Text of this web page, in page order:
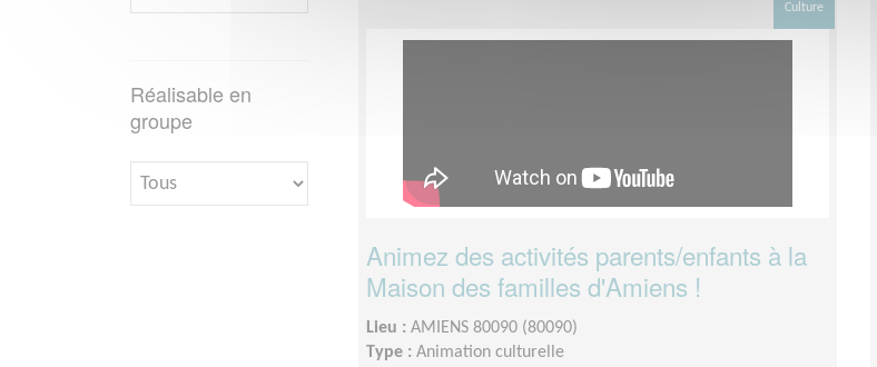
Réalisable en
groupe
Culture
Animez des activités parents/enfants à la
Maison des familles d'Amiens !
Lieu : AMIENS 80090 (80090)
Type : Animation culturelle